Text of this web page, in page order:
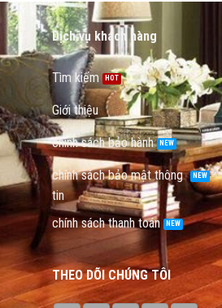
Dịch vụ khách hàng
Tìm kiếm
Giới thiệu
chính sách bảo hành
chính sách bảo mật thông
tin
chính sách thanh toán
THEO DÕI CHÚNG TÔI